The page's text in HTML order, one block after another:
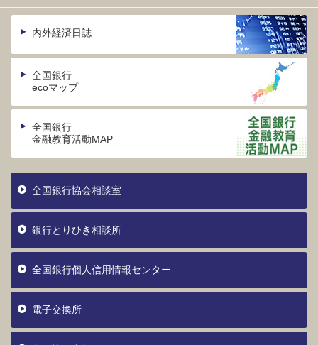
内外経済日誌
全国銀行
ecoマップ
全国銀行
金融教育活動MAP
全国銀行協会相談室
銀行とりひき相談所
全国銀行個人信用情報センター
電子交換所